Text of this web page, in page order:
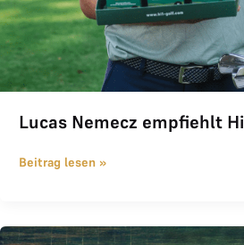
Lucas Nemecz empfiehlt
Beitrag lesen »
Business Analyse von ChatGPT über